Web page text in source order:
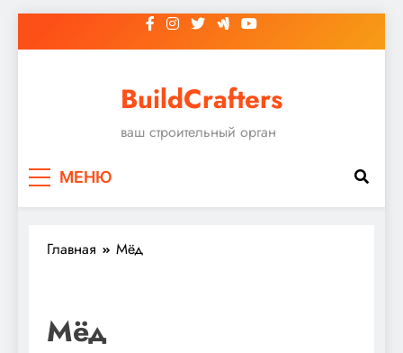
к
BuildCrafters
ваш строительный орган
МЕНЮ
Главная Мёд
Мёд